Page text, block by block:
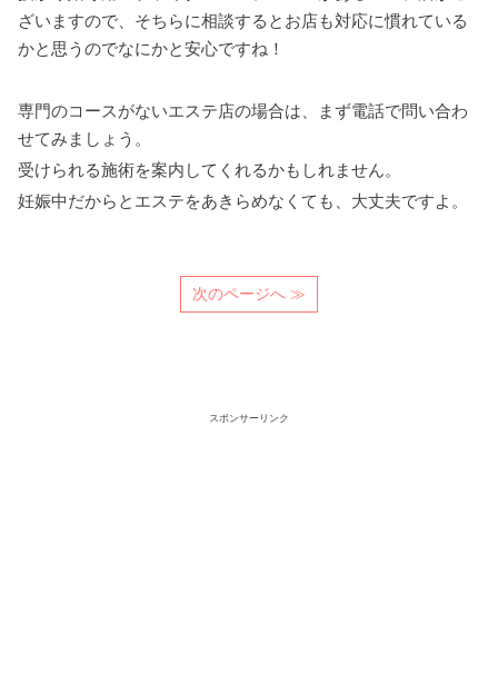
ざいますので、そちらに相談するとお店も対応に慣れている
かと思うのでなにかと安心ですね！
専門のコースがないエステ店の場合は、まず電話で問い合わ
せてみましょう。
受けられる施術を案内してくれるかもしれません。
妊娠中だからとエステをあきらめなくても、大丈夫ですよ。
次のページへ ≫
スポンサーリンク